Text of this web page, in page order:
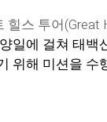
스 투어(Great
일에 걸쳐 태백
위해 미션을 수